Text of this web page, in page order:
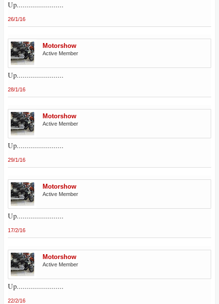
Up........................
26/1/16
Motorshow
Active Member
Up........................
28/1/16
Motorshow
Active Member
Up........................
29/1/16
Motorshow
Active Member
Up........................
17/2/16
Motorshow
Active Member
Up........................
22/2/16